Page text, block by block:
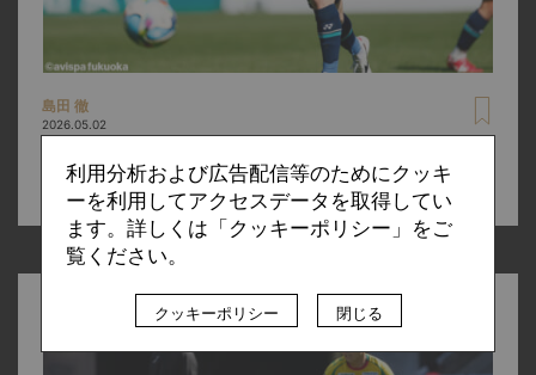
島田 徹
2026.05.02
機能型ボランチ”前田快の可能性
利用分析および広告配信等のためにクッキ
ーを利用してアクセスデータを取得してい
ます。詳しくは「クッキーポリシー」をご
覧ください。
クッキーポリシー 閉じる